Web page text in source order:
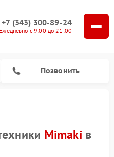
+7 (343) 300-89-24
Ежедневно с 9:00 до 21:00
Позвонить
Mimakiв